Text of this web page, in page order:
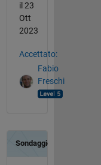
il 23
Ott
2023
Accettato:
Fabio
Freschi